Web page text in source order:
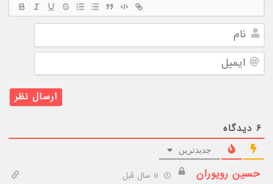
نام
ایمیل
۶ دیدگاه
جدیدترین
حسین رویوران